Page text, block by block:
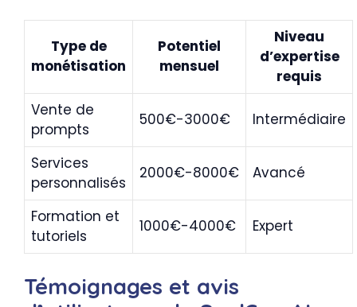
Type de
monétisation
Potentiel
mensuel
Niveau
d’expertise
requis
Vente de
prompts
500€-3000€ Intermédiaire
Services
personnalisés
2000€-8000€ Avancé
Formation et
tutoriels
1000€-4000€ Expert
Témoignages et avis